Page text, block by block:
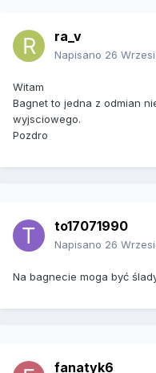
ra_v
Napisano 26
Witam
Bagnet to jedna z odmian
wyjsciowego.
Pozdro
to17071990
Napisano 26
Na bagnecie moga być
fanatyk6